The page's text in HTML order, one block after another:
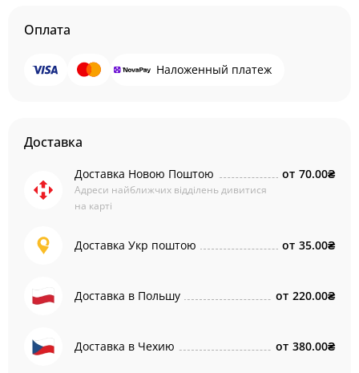
Оплата
Наложенный платеж
Доставка
Доставка Новою Поштою
Адреси найближчих відділень дивитися
на карті
от 70.00₴
Доставка Укр поштою от 35.00₴
Доставка в Польшу от 220.00₴
Доставка в Чехию от 380.00₴